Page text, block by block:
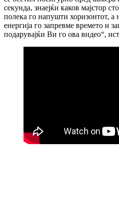
секунда, знаејќи каков мајстор
полека го напушти хоризонтот, а
енергија го запревме времето и
подарувајќи Ви го ова видео“,